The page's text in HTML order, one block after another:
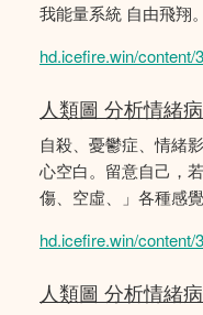
我能量系統 自由飛翔。
hd.icefire.win/content/
人類圖 分析情緒
自殺、憂鬱症、情緒
心空白。留意自己，
傷、空虛、」各種感
hd.icefire.win/content/
人類圖 分析情緒